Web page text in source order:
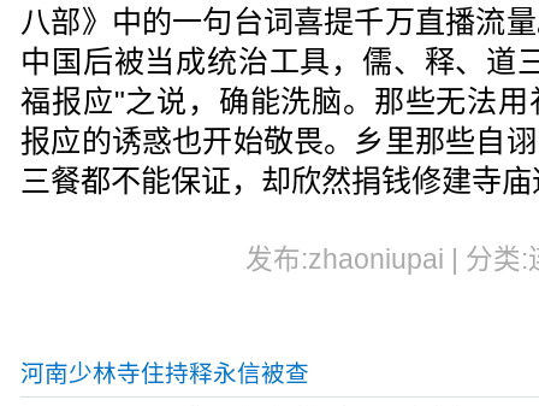
八部》中的一句台词喜提千万直播流
中国后被当成统治工具，儒、释、道
福报应"之说，确能洗脑。那些无法
报应的诱惑也开始敬畏。乡里那些自
三餐都不能保证，却欣然捐钱修建寺
发布:zhaoniupai | 分类
河南少林寺住持释永信被查